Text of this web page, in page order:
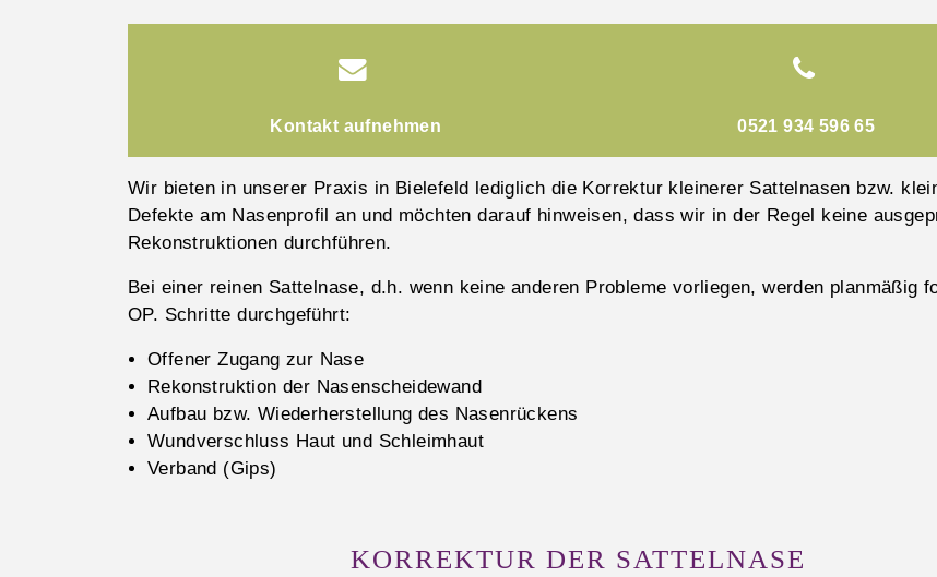
Kontakt aufnehmen 0521 934 596 65
Wir bieten in unserer Praxis in Bielefeld lediglich die Korrektur kleinerer Sattelnasen bzw.
Defekte am Nasenprofil an und möchten darauf hinweisen, dass wir in der Regel keine
Rekonstruktionen durchführen.
Bei einer reinen Sattelnase, d.h. wenn keine anderen Probleme vorliegen, werden planmäßig
OP. Schritte durchgeführt:
Offener Zugang zur Nase
Rekonstruktion der Nasenscheidewand
Aufbau bzw. Wiederherstellung des Nasenrückens
Wundverschluss Haut und Schleimhaut
Verband (Gips)
KORREKTUR DER SATTELNASE